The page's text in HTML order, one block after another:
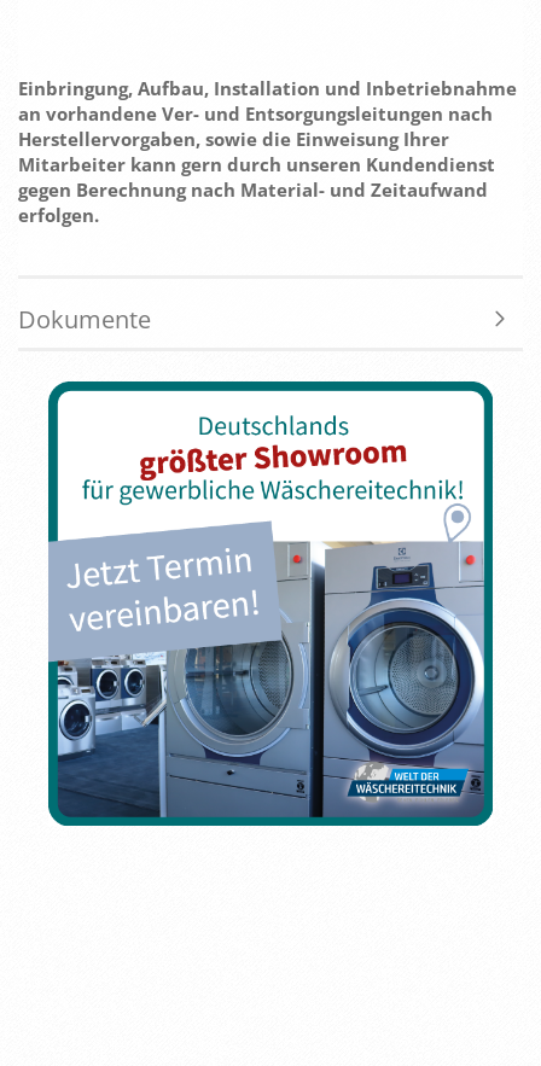
Einbringung, Aufbau, Installation und Inbetriebnahme
an vorhandene Ver- und Entsorgungsleitungen nach
Herstellervorgaben, sowie die Einweisung Ihrer
Mitarbeiter kann gern durch unseren Kundendienst
gegen Berechnung nach Material- und Zeitaufwand
erfolgen.
Dokumente